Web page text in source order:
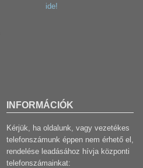
INFORMÁCIÓK
Kérjük, ha oldalunk, vagy vezetékes
telefonszámunk éppen nem érhető el,
rendelése leadásához hívja központi
telefonszámainkat:
ide!